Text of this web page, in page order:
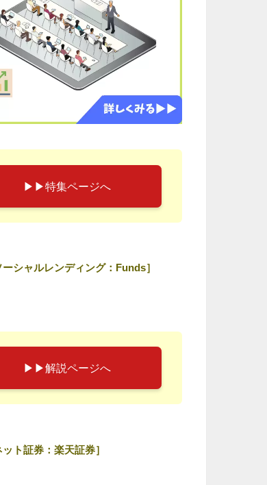
▶︎▶︎特集ページへ
ーシャルレンディング：Funds］
▶︎▶︎解説ページへ
ット証券：楽天証券］